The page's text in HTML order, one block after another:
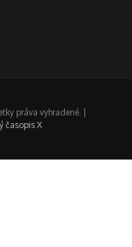
práva vyhradené. |
časopis X